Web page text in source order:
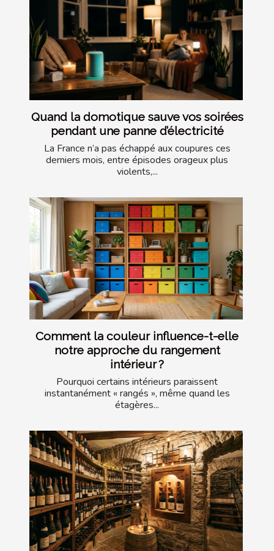
Quand la domotique sauve vos soirées
pendant une panne d’électricité
La France n’a pas échappé aux coupures ces
derniers mois, entre épisodes orageux plus
violents,...
Comment la couleur influence-t-elle
notre approche du rangement
intérieur ?
Pourquoi certains intérieurs paraissent
instantanément « rangés », même quand les
étagères...